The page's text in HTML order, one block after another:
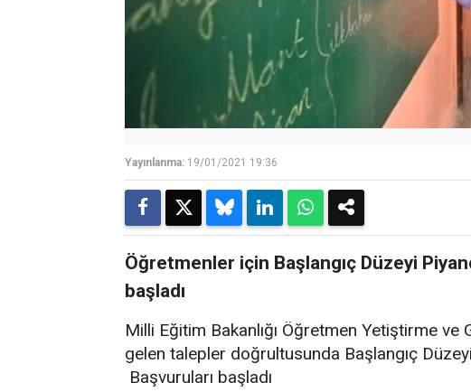
Yayınlanma: 19/01/2021 19:36
Öğretmenler için Başlangıç Düzeyi
başladı
Milli Eğitim Bakanlığı Öğretmen Yetiştirme
gelen talepler doğrultusunda Başlangıç
Başvuruları başladı